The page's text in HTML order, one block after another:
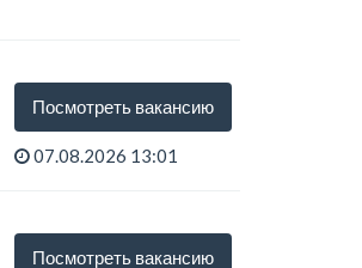
Посмотреть вакансию
07.08.2026 13:01
Посмотреть вакансию